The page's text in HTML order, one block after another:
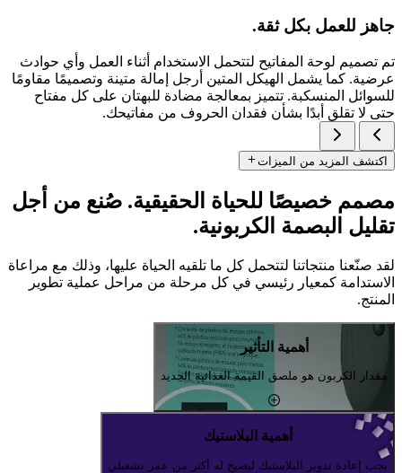
جاهز للعمل بكل ثقة.
تم تصميم لوحة المفاتيح لتتحمل الاستخدام أثناء العمل وأي حوادث
عرضية. كما يشمل الهيكل المتين أرجل إمالة متينة وتصميمًا مقاومًا
للسوائل المنسكبة. تتميز بمعالجة مضادة للبهتان على كل مفتاح
حتى لا تقلق أبدًا بشأن فقدان الحروف من مفاتيحك.
اكتشف المزيد من الميزات
مصمم خصيصًا للحياة الحقيقية. صُنع من أجل
تقليل البصمة الكربونية.
لقد صنّعنا منتجاتنا لتتحمل كل ما تلقيه الحياة عليها، وذلك مع مراعاة
الاستدامة كمعيار رئيسي في كل مرحلة من مراحل عملية تطوير
المنتج.
أهمية التأثير
مقدار الكربون هو ملصق القيمة الغذائية الجديد
أهمية البلاستيك
يجب إعادة تدوير البلاستيك ليصبح له أكثر من عمر تشغيلي